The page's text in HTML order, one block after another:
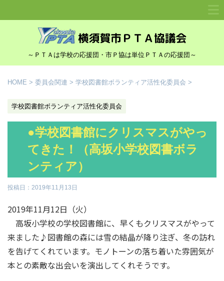
～ＰＴＡは学校の応援団・市Ｐ協は単位ＰＴＡの応援団～
HOME > 委員会関連 > 学校図書館ボランティア活性化委員会 >
学校図書館ボランティア活性化委員会
●学校図書館にクリスマスがやっ
てきた！（高坂小学校図書ボラ
ンティア）
投稿日： 2019年11月13日
2019年11月12日（火）
高坂小学校の学校図書館に、早くもクリスマスがやって
来ました♪図書館の森には雪の結晶が降り注ぎ、冬の訪れ
を告げてくれています。モノトーンの落ち着いた雰囲気が
本との素敵な出会いを演出してくれそうです。